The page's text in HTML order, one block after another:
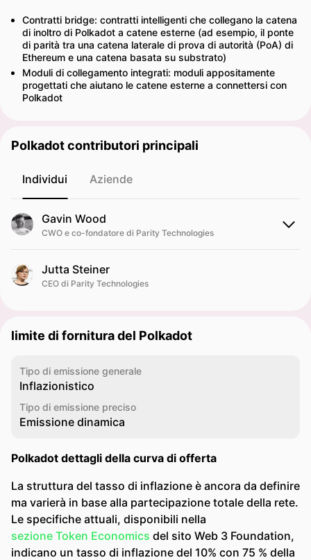
Contratti bridge: contratti intelligenti che collegano la catena
di inoltro di Polkadot a catene esterne (ad esempio, il ponte
di parità tra una catena laterale di prova di autorità (PoA) di
Ethereum e una catena basata su substrato)
Moduli di collegamento integrati: moduli appositamente
progettati che aiutano le catene esterne a connettersi con
Polkadot
Polkadot contributori principali
Individui Aziende
Gavin Wood
CWO e ​​co-fondatore di Parity Technologies
Jutta Steiner
CEO di Parity Technologies
limite di fornitura del Polkadot
Tipo di emissione generale
Inflazionistico
Tipo di emissione preciso
Emissione dinamica
Polkadot dettagli della curva di offerta
La struttura del tasso di inflazione è ancora da definire
ma varierà in base alla partecipazione totale della rete.
Le specifiche attuali, disponibili nella
sezione Token Economics del sito Web 3 Foundation,
indicano un tasso di inflazione del 10% con 75 % della